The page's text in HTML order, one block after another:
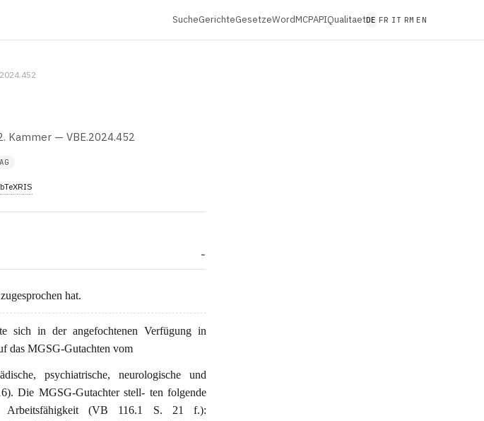
SucheGerichteGesetzeWordMCPAPIQualitaetDE FR IT RM EN
Kammer — VBE.2024.452
AG
RIS
hat.
sich in der angefochtenen Verfügung in
das MGSG-Gutachten vom
psychiatrische, neurologische und
Die MGSG-Gutachter stell- ten folgende
Arbeitsfähigkeit (VB 116.1 S. 21 f.):